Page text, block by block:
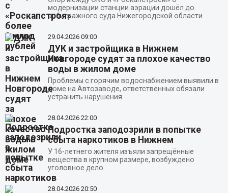
модернизации станции аэрации дошёл до
арбитражного суда Нижегородской области
29.04.2026 09:00
ДУК и застройщика в Нижнем
Новгороде судят за плохое качество
воды в жилом доме
Проблемы с горячим водоснабжением выявили в
доме на Автозаводе, ответственных обязали
устранить нарушения
28.04.2026 22:00
Подростка заподозрили в попытке
сбыта наркотиков в Нижнем
У 16-летнего жителя изъяли запрещённые
вещества в крупном размере, возбуждено
уголовное дело.
28.04.2026 20:50